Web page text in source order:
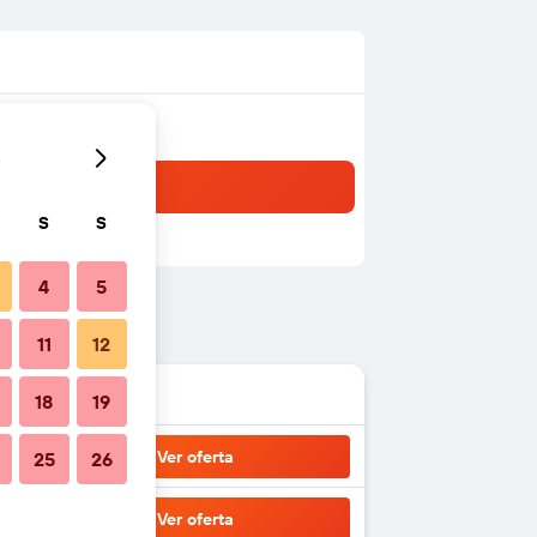
Ver oferta
Ver oferta
S S
4 5
11 12
18 19
25 26